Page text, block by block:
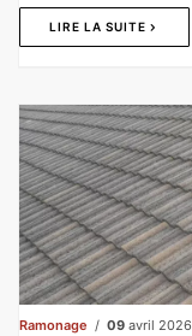
LIRE LA SUITE
Ramonage 09 avril 2026